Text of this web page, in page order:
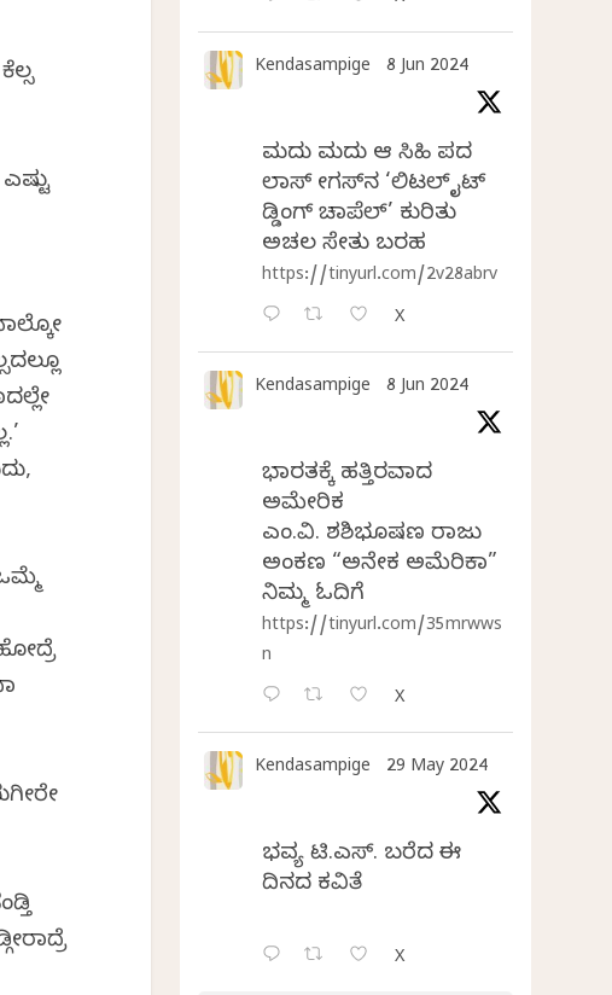
Kendasampige 8 Jun 2024
ಮದುವೆ ಮದುವೆ ಆ ಸಿಹಿ ಪದವೆ
ಲಾಸ್‌ ವೇಗಸ್‌ನ ‘ಲಿಟಲ್ ವೈಟ್
ವೆಡ್ಡಿಂಗ್ ಚಾಪೆಲ್’ ಕುರಿತು
ಅಚಲ ಸೇತು ಬರಹ
https://tinyurl.com/2v28abrv
X
Kendasampige 8 Jun 2024
ಭಾರತಕ್ಕೆ ಹತ್ತಿರವಾದ
ಅಮೇರಿಕ
ಎಂ.ವಿ. ಶಶಿಭೂಷಣ ರಾಜು
ಅಂಕಣ “ಅನೇಕ ಅಮೆರಿಕಾ”
ನಿಮ್ಮ ಓದಿಗೆ
https://tinyurl.com/35mrwws
n
X
Kendasampige 29 May 2024
ಭವ್ಯ ಟಿ.ಎಸ್. ಬರೆದ ಈ
ದಿನದ ಕವಿತೆ
X